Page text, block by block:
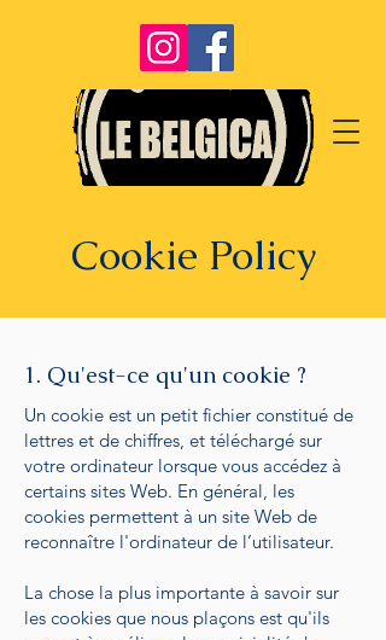
Cookie Policy
1. Qu'est-ce qu'un cookie ?
Un cookie est un petit fichier constitué de
lettres et de chiffres, et téléchargé sur
votre ordinateur lorsque vous accédez à
certains sites Web. En général, les
cookies permettent à un site Web de
reconnaître l'ordinateur de l’utilisateur.
La chose la plus importante à savoir sur
les cookies que nous plaçons est qu'ils